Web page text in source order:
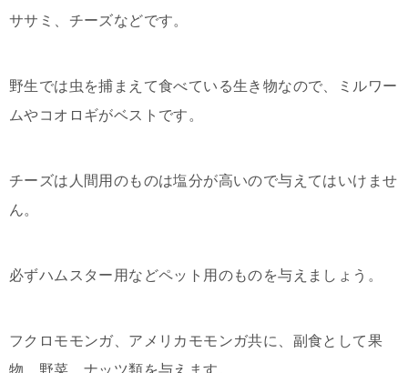
ササミ、チーズなどです。
野生では虫を捕まえて食べている生き物なので、ミルワー
ムやコオロギがベストです。
チーズは人間用のものは塩分が高いので与えてはいけませ
ん。
必ずハムスター用などペット用のものを与えましょう。
フクロモモンガ、アメリカモモンガ共に、副食として果
物、野菜、ナッツ類を与えます。